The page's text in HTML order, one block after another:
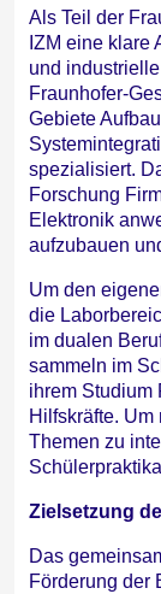
Als Teil der
IZM eine klare
und
Fraunhofer-
Gebiete
spezialisiert.
Forschung
Elektronik
aufzubauen
Um den
die
im dualen
sammeln im
ihrem Studium
Hilfskräfte.
Themen zu
Zielsetzung
Das
Förderung der